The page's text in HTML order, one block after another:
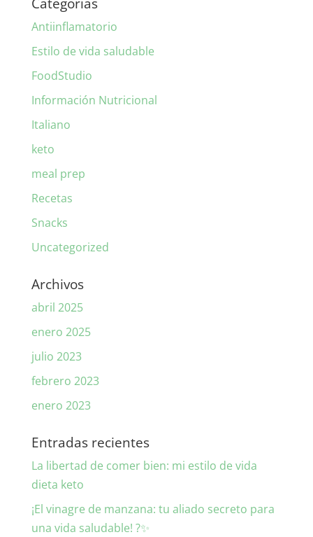
Antiinflamatorio
Estilo de vida saludable
FoodStudio
Información Nutricional
Italiano
keto
meal prep
Recetas
Snacks
Uncategorized
Archivos
abril 2025
enero 2025
julio 2023
febrero 2023
enero 2023
Entradas recientes
La libertad de comer bien: mi estilo de vida
dieta keto
¡El vinagre de manzana: tu aliado secreto para
una vida saludable! ?✨